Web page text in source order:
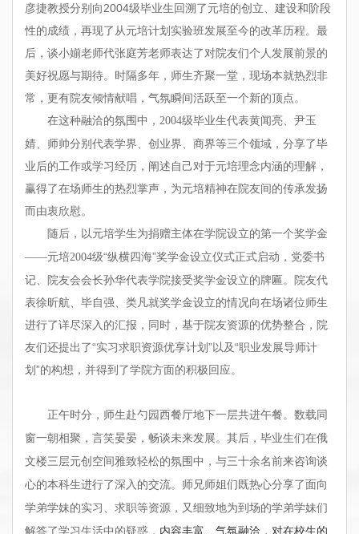
彦捷教授分别向2004级毕业生回溯了元培的创立、建设和阶段
性的成绩，再现了从元培计划实验班发展至今的改革历程。最
后，谈小媊老师代张庭芳老师表达了对院友们个人发展前景的
美好祝愿与期待。时隔多年，师生齐聚一堂，现场本就热烈非
常，更有院友倾情献唱，气氛瞬间活跃至一个新的顶点。
在这种融洽的氛围中，2004级毕业生代表黄闻亮、尹玉
婧、师帅分别代表学界、创业界、商界等三个领域，分享了毕
业后的工作或学习经历，阐述自己对于元培理念内涵的理解，
赢得了在场师生的热烈掌声，为元培精神在院友间的传承发扬
而由衷欣慰。
随后，以元培学生为捐赠主体在学院设立的第一个奖学金
——元培2004级“纵横四海”奖学金设立仪式正式启动，党委书
记、院友会会长孙华代表学院接受奖学金设立的牌匾。院友代
表徐昕航、毕自强、类凡就奖学金设立的情况向在场诸位师生
进行了详尽深入的汇报，同时，基于院友资源的优势整合，院
友们还提出了“实习求职资源优享计划”以及“职业发展导师计
划”的构想，并得到了学院方面的积极回应。
正午时分，师生赴勺园西餐厅地下一层共进午餐。数载同
窗一朝相聚，言笑晏晏，畅谈未来发展。其后，毕业生们在俄
文楼三层元创空间雅致轻松的氛围中，与三十余名前来咨询谈
心的本科生进行了深入的交流。师兄师姐们既热心分享了面向
学弟学妹的实习、求职等资源，又细致地为到场的学弟学妹们
解答了学习生活中的疑惑， 内容丰富、气氛融洽，对在校生的